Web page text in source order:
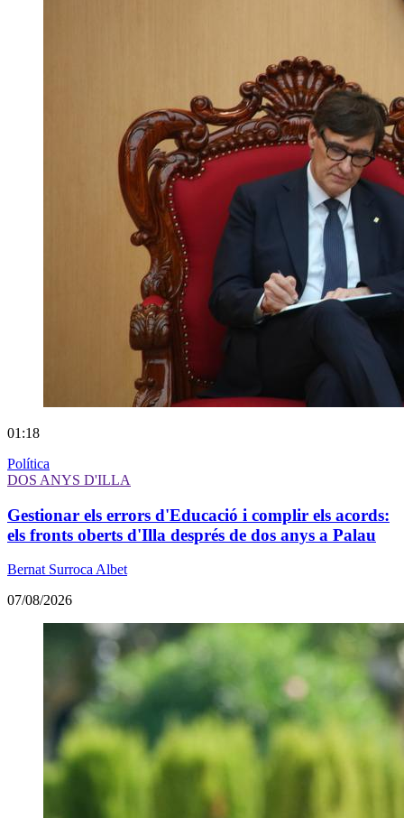
01:18
Política
DOS ANYS D'ILLA
Gestionar els errors d'Educació i complir els acords:
els fronts oberts d'Illa després de dos anys a Palau
Bernat Surroca Albet
07/08/2026